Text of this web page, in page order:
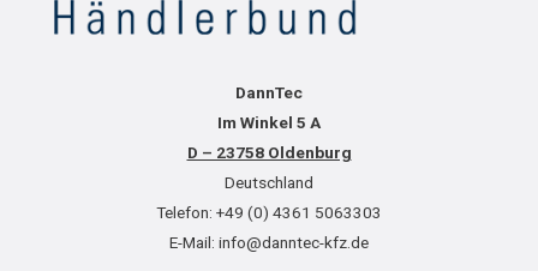
DannTec
Im Winkel 5 A
D – 23758 Oldenburg
Deutschland
Telefon: +49 (0) 4361 5063303
E-Mail: info@danntec-kfz.de